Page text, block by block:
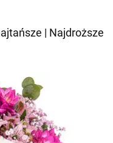
| Najdroższe